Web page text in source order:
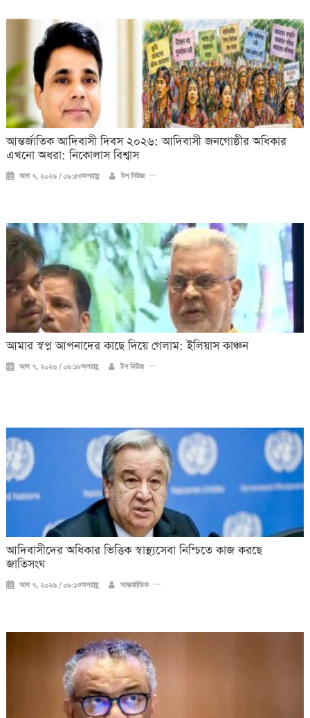
আন্তর্জাতিক আদিবাসী দিবস ২০২৬: আদিবাসী জনগোষ্ঠীর অধিকার
এখনো অধরা: নিকোলাস বিশ্বাস
আগ ৭, ২০২৬ / ০৬:৫৩অপরাহ্ণ টপ নিউজ
আমার স্বপ্ন আপনাদের কাছে দিয়ে গেলাম: ইলিয়াস কাঞ্চন
আগ ৭, ২০২৬ / ০৬:১৮অপরাহ্ণ টপ নিউজ
আদিবাসীদের অধিকার ভিত্তিক স্বাস্থ্যসেবা নিশ্চিতে কাজ করছে
জাতিসংঘ
আগ ৭, ২০২৬ / ০৬:১৩অপরাহ্ণ আন্তর্জাতিক